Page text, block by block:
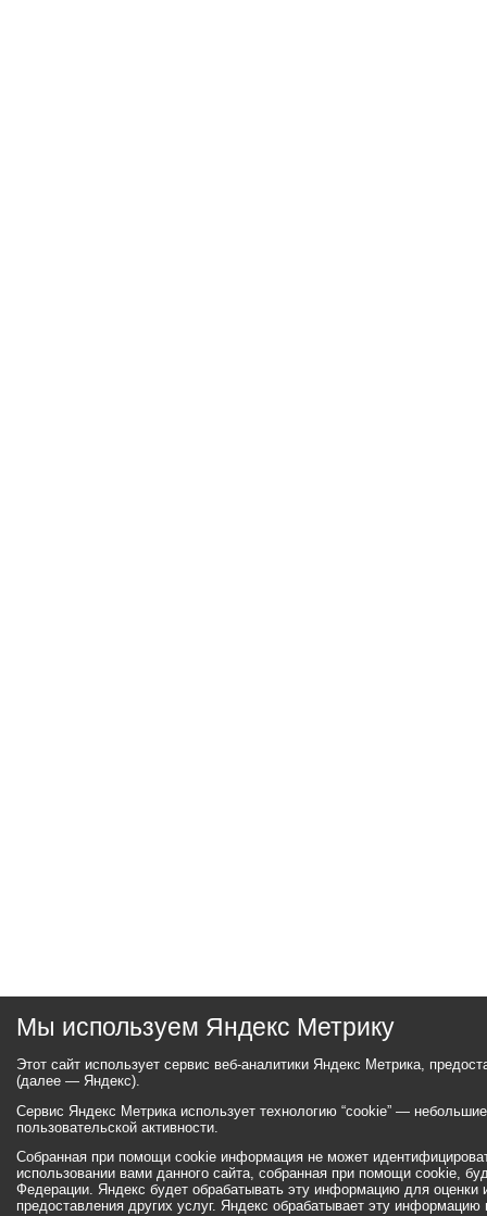
Мы используем Яндекс Метрику
Этот сайт использует сервис веб-аналитики Яндекс Метрика,
(далее — Яндекс).
Сервис Яндекс Метрика использует технологию “cookie” —
пользовательской активности.
Собранная при помощи cookie информация не может
использовании вами данного сайта, собранная при помощи cookie,
Федерации. Яндекс будет обрабатывать эту информацию для оценки
предоставления других услуг. Яндекс обрабатывает эту